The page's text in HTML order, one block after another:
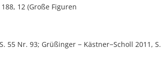
12 (Große Figuren
55 Nr. 93; Grüßinger − Kästner−Scholl 2011, S.